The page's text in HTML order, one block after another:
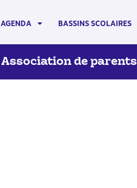
AGENDA BASSINS SCOLAIRES
Association de parents